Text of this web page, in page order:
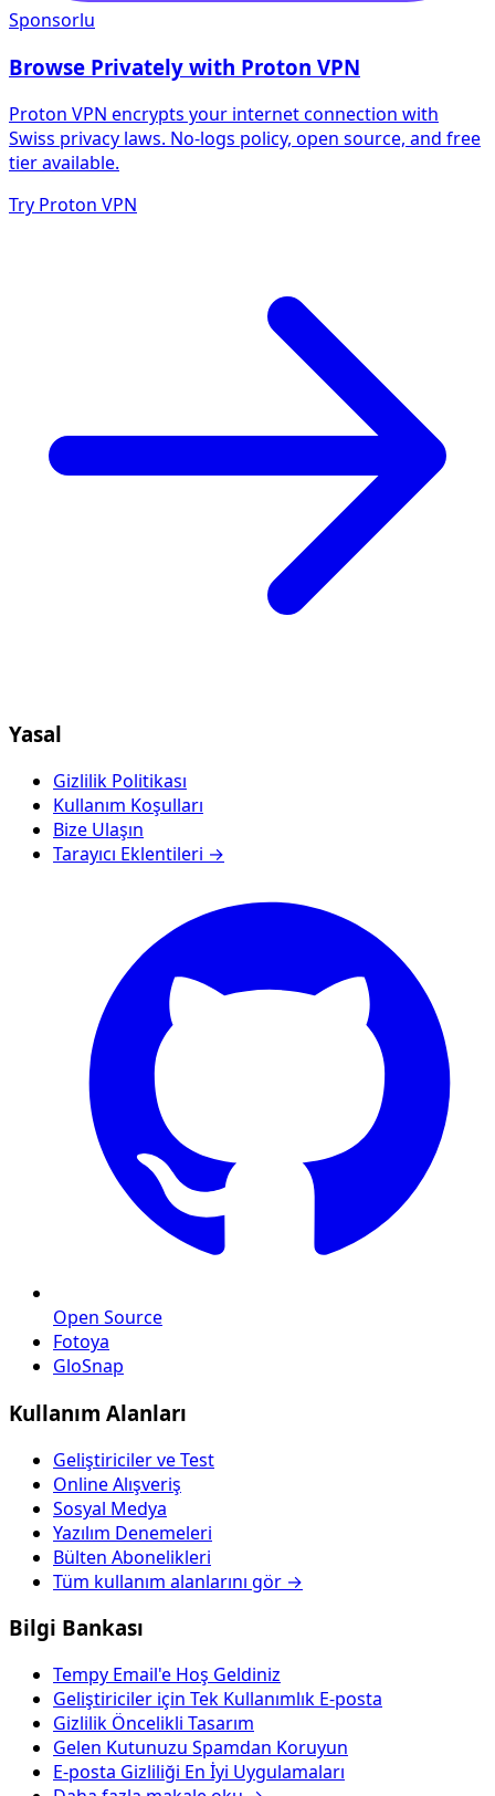
Sponsorlu
Browse Privately with Proton VPN
Proton VPN encrypts your internet connection with
Swiss privacy laws. No-logs policy, open source, and free
tier available.
Try Proton VPN
Yasal
Gizlilik Politikası
Kullanım Koşulları
Bize Ulaşın
Tarayıcı Eklentileri →
Open Source
Fotoya
GloSnap
Kullanım Alanları
Geliştiriciler ve Test
Online Alışveriş
Sosyal Medya
Yazılım Denemeleri
Bülten Abonelikleri
Tüm kullanım alanlarını gör →
Bilgi Bankası
Tempy Email'e Hoş Geldiniz
Geliştiriciler için Tek Kullanımlık E-posta
Gizlilik Öncelikli Tasarım
Gelen Kutunuzu Spamdan Koruyun
E-posta Gizliliği En İyi Uygulamaları